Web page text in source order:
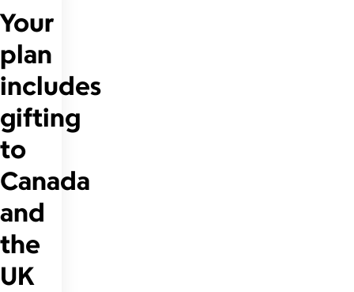
Your
plan
includes
gifting
to
Canada
and
the
UK